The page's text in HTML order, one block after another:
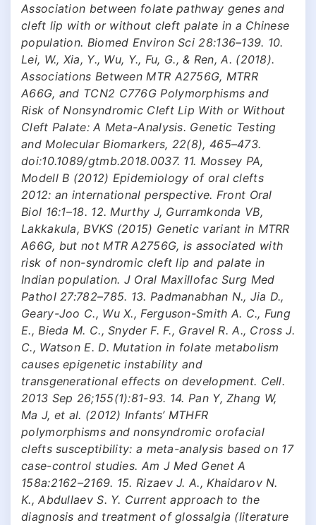
Association between folate pathway genes and
cleft lip with or without cleft palate in a Chinese
population. Biomed Environ Sci 28:136–139. 10.
Lei, W., Xia, Y., Wu, Y., Fu, G., & Ren, A. (2018).
Associations Between MTR A2756G, MTRR
A66G, and TCN2 C776G Polymorphisms and
Risk of Nonsyndromic Cleft Lip With or Without
Cleft Palate: A Meta-Analysis. Genetic Testing
and Molecular Biomarkers, 22(8), 465–473.
doi:10.1089/gtmb.2018.0037. 11. Mossey PA,
Modell B (2012) Epidemiology of oral clefts
2012: an international perspective. Front Oral
Biol 16:1–18. 12. Murthy J, Gurramkonda VB,
Lakkakula, BVKS (2015) Genetic variant in MTRR
A66G, but not MTR A2756G, is associated with
risk of non-syndromic cleft lip and palate in
Indian population. J Oral Maxillofac Surg Med
Pathol 27:782–785. 13. Padmanabhan N., Jia D.,
Geary-Joo C., Wu X., Ferguson-Smith A. C., Fung
E., Bieda M. C., Snyder F. F., Gravel R. A., Cross J.
C., Watson E. D. Mutation in folate metabolism
causes epigenetic instability and
transgenerational effects on development. Cell.
2013 Sep 26;155(1):81-93. 14. Pan Y, Zhang W,
Ma J, et al. (2012) Infants’ MTHFR
polymorphisms and nonsyndromic orofacial
clefts susceptibility: a meta-analysis based on 17
case-control studies. Am J Med Genet A
158a:2162–2169. 15. Rizaev J. A., Khaidarov N.
K., Abdullaev S. Y. Current approach to the
diagnosis and treatment of glossalgia (literature